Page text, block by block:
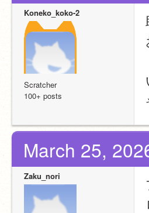
Koneko_koko-2
Scratcher
100+ posts
March 25,
Zaku_nori